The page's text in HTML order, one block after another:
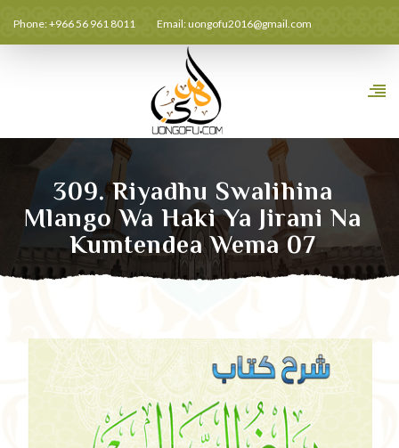
Phone: +966 56 961 8011 Email:uongofu2016@gmail.com
309. Riyadhu Swalihina
Mlango Wa Haki Ya Jirani Na
Kumtendea Wema 07